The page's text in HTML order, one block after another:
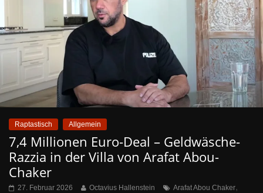
Raptastisch Allgemein
7,4 Millionen Euro-Deal – Geldwäsche-
Razzia in der Villa von Arafat Abou-
Chaker
27. Februar 2026 Octavius Hallenstein Arafat Abou Chaker,